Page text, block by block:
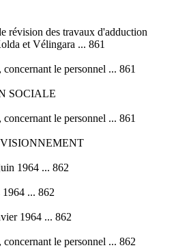
révision des travaux d'adduction
et Vélingara ... 861
le personnel ... 861
SOCIALE
le personnel ... 861
1964 ... 862
... 862
1964 ... 862
le personnel ... 862